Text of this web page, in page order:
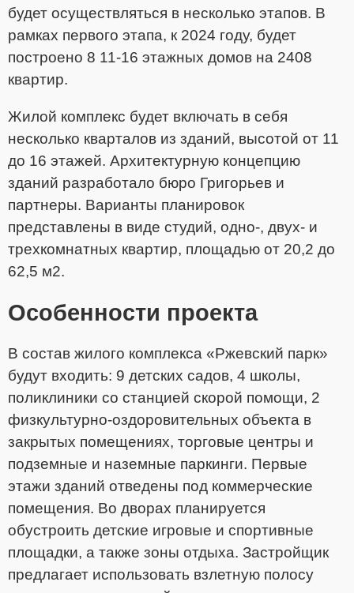
будет осуществляться в несколько этапов. В
рамках первого этапа, к 2024 году, будет
построено 8 11-16 этажных домов на 2408
квартир.
Жилой комплекс будет включать в себя
несколько кварталов из зданий, высотой от 11
до 16 этажей. Архитектурную концепцию
зданий разработало бюро Григорьев и
партнеры. Варианты планировок
представлены в виде студий, одно-, двух- и
трехкомнатных квартир, площадью от 20,2 до
62,5 м2.
Особенности проекта
В состав жилого комплекса «Ржевский парк»
будут входить: 9 детских садов, 4 школы,
поликлиники со станцией скорой помощи, 2
физкультурно-оздоровительных объекта в
закрытых помещениях, торговые центры и
подземные и наземные паркинги. Первые
этажи зданий отведены под коммерческие
помещения. Во дворах планируется
обустроить детские игровые и спортивные
площадки, а также зоны отдыха. Застройщик
предлагает использовать взлетную полосу